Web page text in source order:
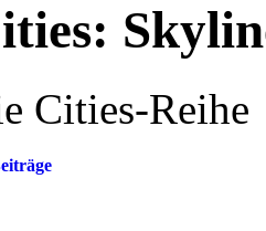
Cities-Reihe